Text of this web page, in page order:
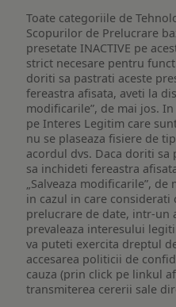
Toate categoriile de
Scopurilor de Prelucrare
presetate INACTIVE pe
strict necesare pentru
doriti sa pastrati aceste
fereastra afisata, aveti la
modificarile”, de mai jos.
pe Interes Legitim care
nu se plaseaza fisiere de
acordul dvs. Daca doriti sa
sa inchideti fereastra
„Salveaza modificarile”,
in cazul in care considerati
prelucrare de date, intr-un
prevaleaza interesului
va puteti exercita dreptul
accesarea politicii de
cauza (prin click pe linkul
transmiterea cererii sale